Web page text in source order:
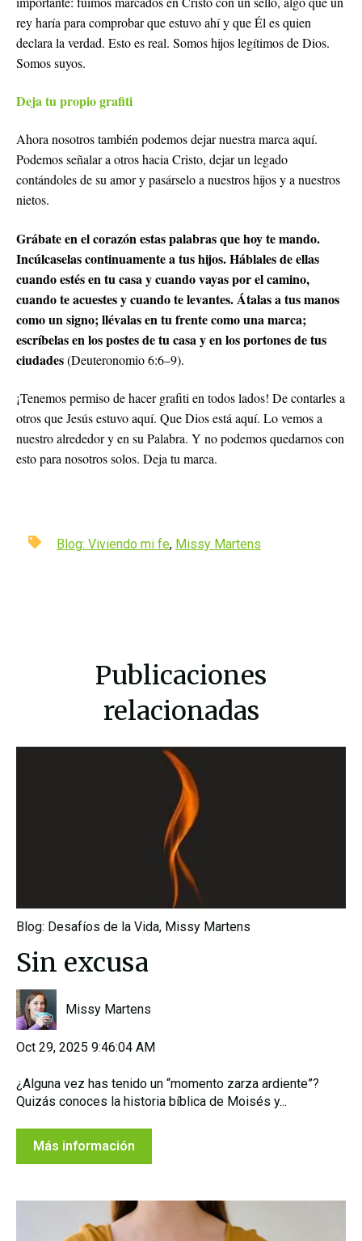
rey haría para comprobar que estuvo ahí y que Él es quien
declara la verdad. Esto es real. Somos hijos legítimos de Dios.
Somos suyos.
Deja tu propio grafiti
Ahora nosotros también podemos dejar nuestra marca aquí.
Podemos señalar a otros hacia Cristo, dejar un legado
contándoles de su amor y pasárselo a nuestros hijos y a nuestros
nietos.
Grábate en el corazón estas palabras que hoy te mando.
Incúlcaselas continuamente a tus hijos. Háblales de ellas
cuando estés en tu casa y cuando vayas por el camino,
cuando te acuestes y cuando te levantes. Átalas a tus manos
como un signo; llévalas en tu frente como una marca;
escríbelas en los postes de tu casa y en los portones de tus
ciudades(Deuteronomio 6:6–9).
¡Tenemos permiso de hacer grafiti en todos lados! De contarles a
otros que Jesús estuvo aquí. Que Dios está aquí. Lo vemos a
nuestro alrededor y en su Palabra. Y no podemos quedarnos con
esto para nosotros solos. Deja tu marca.
Blog: Viviendo mi fe, Missy Martens
Publicaciones
relacionadas
Blog: Desafíos de la Vida, Missy Martens
Sin excusa
Missy Martens
Oct 29, 2025 9:46:04 AM
¿Alguna vez has tenido un “momento zarza ardiente”?
Quizás conoces la historia bíblica de Moisés y...
Más información